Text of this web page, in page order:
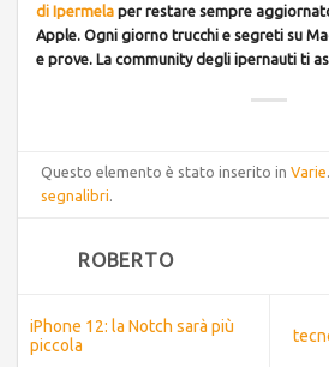
di Ipermela per restare sempre
Apple. Ogni giorno trucchi e segreti su
e prove. La community degli ipernauti ti
Questo elemento è stato inserito inVarie
segnalibri.
ROBERTO
iPhone 12: la Notch sarà più
piccola